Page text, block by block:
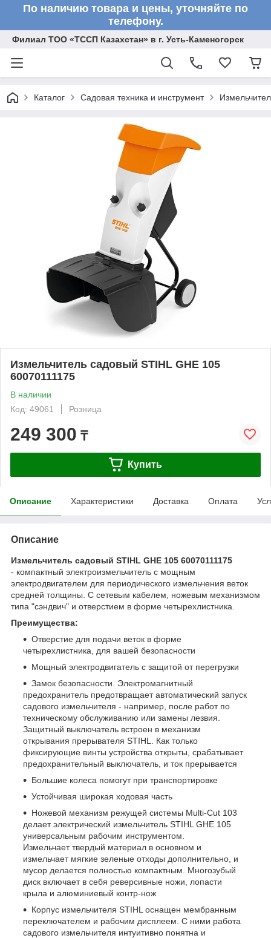
По наличию товара и цены, уточняйте по
телефону.
Филиал ТОО «ТССП Казахстан» в г. Усть-Каменогорск
Каталог Садовая техника и инструмент
Измельчитель садовый STIHL GHE 105
60070111175
В наличии
Код: 49061
Розница
249 300 ₸
Купить
Описание Характеристики Доставка Оплата
Описание
Измельчитель садовый STIHL GHE 105 60070111175
- компактный электроизмельчитель с мощным
электродвигателем для периодического измельчения веток
средней толщины. С сетевым кабелем, ножевым механизмом
типа "сэндвич" и отверстием в форме четырехлистника.
Преимущества:
Отверстие для подачи веток в форме
четырехлистника, для вашей безопасности
Мощный электродвигатель с защитой от перегрузки
Замок безопасности. Электромагнитный
предохранитель предотвращает автоматический запуск
садового измельчителя - например, после работ по
техническому обслуживанию или замены лезвия.
Защитный выключатель встроен в механизм
открывания прерывателя STIHL. Как только
фиксирующие винты устройства открыты, срабатывает
предохранительный выключатель, и ток прерывается
Большие колеса помогут при транспортировке
Устойчивая широкая ходовая часть
Ножевой механизм режущей системы Multi-Cut 103
делает электрический измельчитель STIHL GHE 105
универсальным рабочим инструментом.
Измельчает твердый материал в основном и
измельчает мягкие зеленые отходы дополнительно, и
мусор делается полностью компактным. Многозубый
диск включает в себя реверсивные ножи, лопасти
крыла и алюминиевый контр-нож
Корпус измельчителя STIHL оснащен мембранным
переключателем и рабочим дисплеем. С ними работа
садового измельчителя интуитивно понятна и